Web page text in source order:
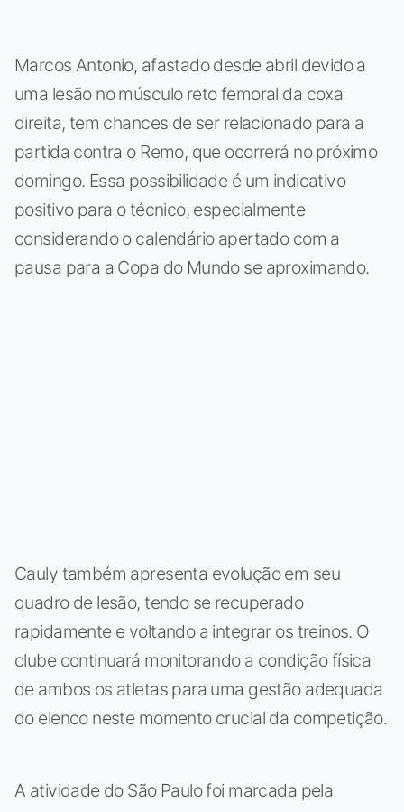
Marcos Antonio, afastado desde abril devido a
uma lesão no músculo reto femoral da coxa
direita, tem chances de ser relacionado para a
partida contra o Remo, que ocorrerá no próximo
domingo. Essa possibilidade é um indicativo
positivo para o técnico, especialmente
considerando o calendário apertado com a
pausa para a Copa do Mundo se aproximando.
Cauly também apresenta evolução em seu
quadro de lesão, tendo se recuperado
rapidamente e voltando a integrar os treinos. O
clube continuará monitorando a condição física
de ambos os atletas para uma gestão adequada
do elenco neste momento crucial da competição.
A atividade do São Paulo foi marcada pela